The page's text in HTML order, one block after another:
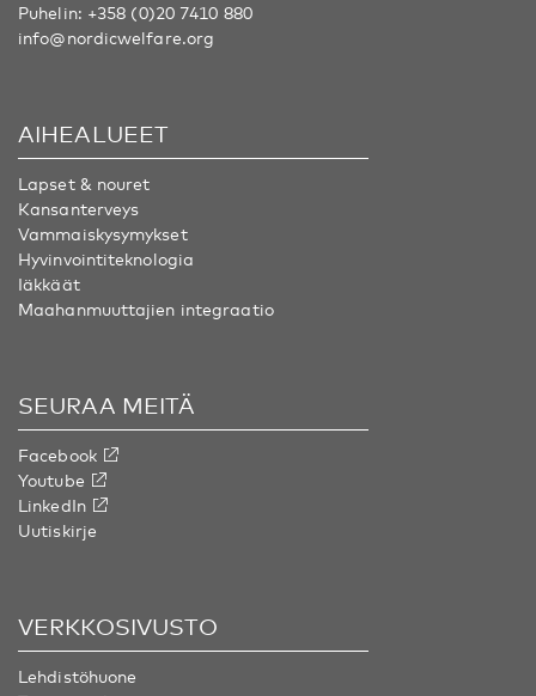
Puhelin: +358 (0)20 7410 880
info@nordicwelfare.org
AIHEALUEET
Lapset & nouret
Kansanterveys
Vammaiskysymykset
Hyvinvointiteknologia
Iäkkäät
Maahanmuuttajien integraatio
SEURAA MEITÄ
Facebook
Youtube
LinkedIn
Uutiskirje
VERKKOSIVUSTO
Lehdistöhuone